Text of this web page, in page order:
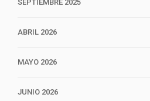
SEPTIEMBRE 2025
ABRIL 2026
MAYO 2026
JUNIO 2026